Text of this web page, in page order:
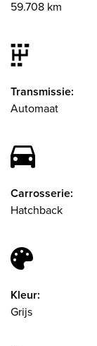
59.708 km
Transmissie:
Automaat
Carrosserie:
Hatchback
Kleur:
Grijs